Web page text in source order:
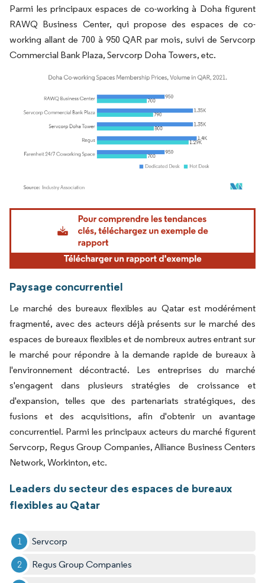
Parmi les principaux espaces de co-working à Doha figurent
RAWQ Business Center, qui propose des espaces de co-
working allant de 700 à 950 QAR par mois, suivi de Servcorp
Commercial Bank Plaza, Servcorp Doha Towers, etc.
Image © Mordor Intelligence. La réutilisation nécessite une attribution sous CC BY
Paysage concurrentiel
Le marché des bureaux flexibles au Qatar est modérément
fragmenté, avec des acteurs déjà présents sur le marché des
espaces de bureaux flexibles et de nombreux autres entrant sur
le marché pour répondre à la demande rapide de bureaux à
l'environnement décontracté. Les entreprises du marché
s'engagent dans plusieurs stratégies de croissance et
d'expansion, telles que des partenariats stratégiques, des
fusions et des acquisitions, afin d'obtenir un avantage
concurrentiel. Parmi les principaux acteurs du marché figurent
Servcorp, Regus Group Companies, Alliance Business Centers
Network, Workinton, etc.
Leaders du secteur des espaces de bureaux
flexibles au Qatar
Servcorp
Regus Group Companies